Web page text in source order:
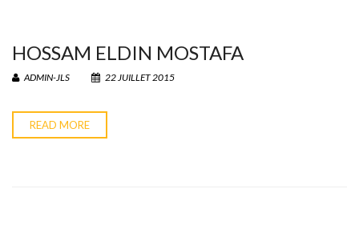
HOSSAM ELDIN MOSTAFA
ADMIN-JLS 22 JUILLET 2015
READ MORE